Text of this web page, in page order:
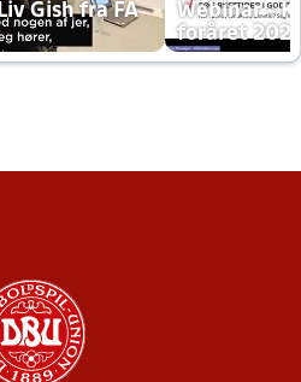
Gish fra FA
Webinar -
foråret